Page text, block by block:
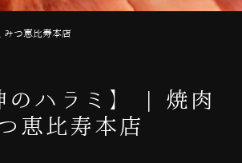
つ恵比寿本店
のハラミ】 | 焼肉
恵比寿本店